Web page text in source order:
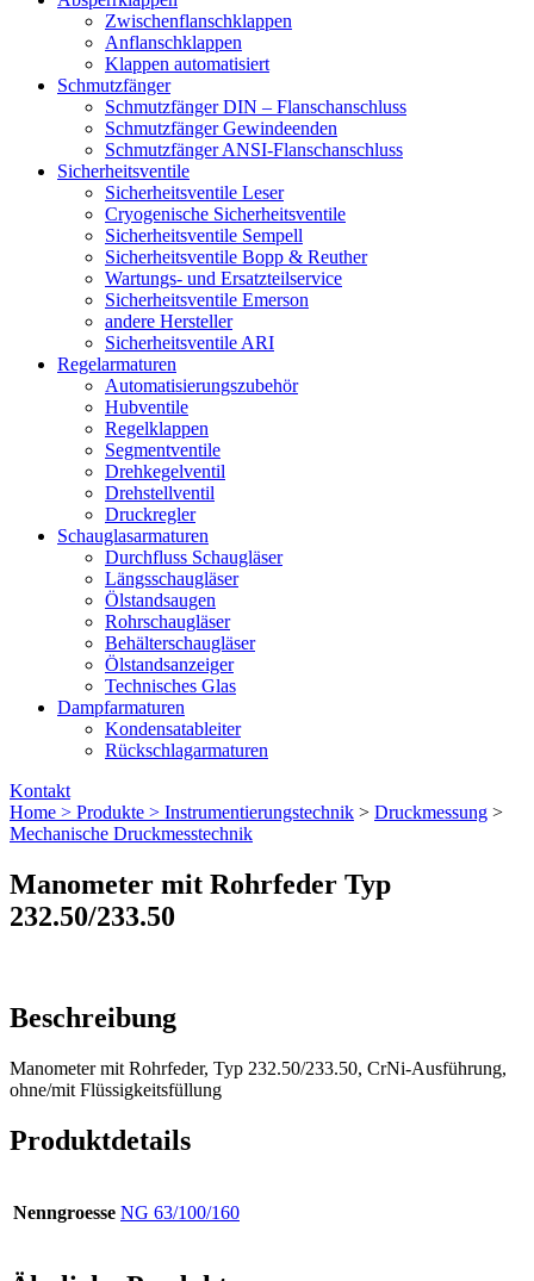
Zwischenflanschklappen
Anflanschklappen
Klappen automatisiert
Schmutzfänger
Schmutzfänger DIN – Flanschanschluss
Schmutzfänger Gewindeenden
Schmutzfänger ANSI-Flanschanschluss
Sicherheitsventile
Sicherheitsventile Leser
Cryogenische Sicherheitsventile
Sicherheitsventile Sempell
Sicherheitsventile Bopp & Reuther
Wartungs- und Ersatzteilservice
Sicherheitsventile Emerson
andere Hersteller
Sicherheitsventile ARI
Regelarmaturen
Automatisierungszubehör
Hubventile
Regelklappen
Segmentventile
Drehkegelventil
Drehstellventil
Druckregler
Schauglas­armaturen
Durchfluss Schaugläser
Längsschaugläser
Ölstandsaugen
Rohrschaugläser
Behälterschaugläser
Ölstandsanzeiger
Technisches Glas
Dampfarmaturen
Kondensatableiter
Rückschlagarmaturen
Kontakt
Home > Produkte > Instrumentierungs­technik > Druckmessung >
Mechanische Druckmesstechnik
Manometer mit Rohrfeder Typ
232.50/233.50
Beschreibung
Manometer mit Rohrfeder, Typ 232.50/233.50, CrNi-Ausführung,
ohne/mit Flüssigkeitsfüllung
Produktdetails
Nenngroesse NG 63/100/160